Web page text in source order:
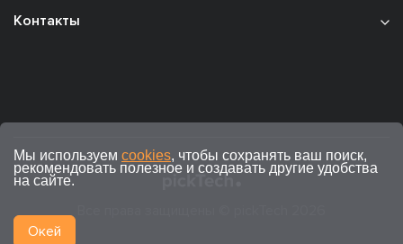
Контакты
Мы используем cookies, чтобы сохранять ваш поиск,
рекомендовать полезное и создавать другие удобства
на сайте.
Окей